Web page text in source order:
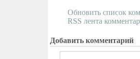
Обновить список
RSS лента
Добавить комментарий